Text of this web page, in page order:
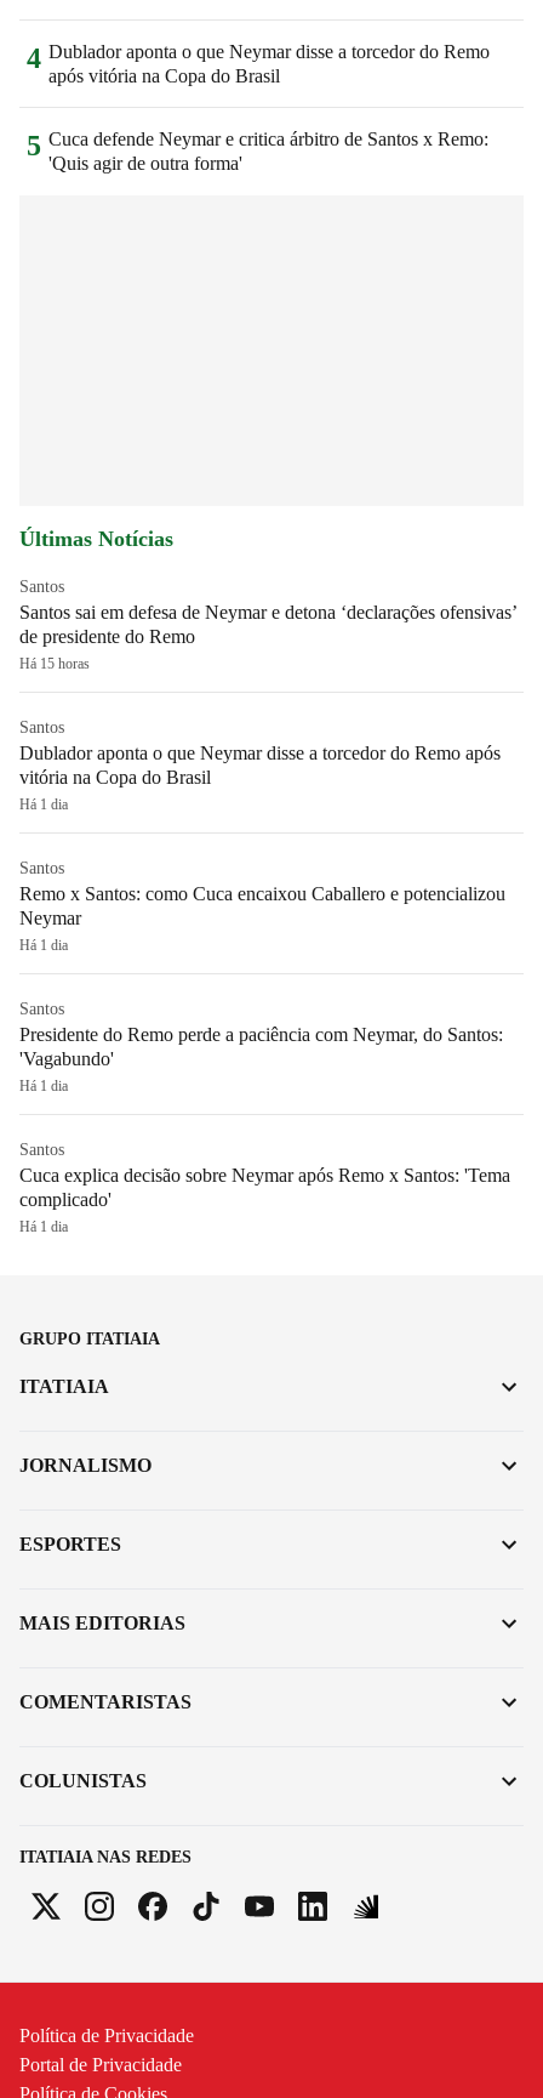
4 Dublador aponta o que Neymar disse a torcedor do Remo
após vitória na Copa do Brasil
5 Cuca defende Neymar e critica árbitro de Santos x Remo:
'Quis agir de outra forma'
Últimas Notícias
Santos
Santos sai em defesa de Neymar e detona ‘declarações ofensivas’
de presidente do Remo
Há 15 horas
Santos
Dublador aponta o que Neymar disse a torcedor do Remo após
vitória na Copa do Brasil
Há 1 dia
Santos
Remo x Santos: como Cuca encaixou Caballero e potencializou
Neymar
Há 1 dia
Santos
Presidente do Remo perde a paciência com Neymar, do Santos:
'Vagabundo'
Há 1 dia
Santos
Cuca explica decisão sobre Neymar após Remo x Santos: 'Tema
complicado'
Há 1 dia
GRUPO ITATIAIA
ITATIAIA NAS REDES
ITATIAIA
JORNALISMO
ESPORTES
MAIS EDITORIAS
COMENTARISTAS
COLUNISTAS
Política de Privacidade
Portal de Privacidade
Política de Cookies